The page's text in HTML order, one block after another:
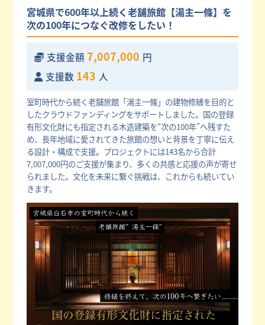
宮城県で600年以上続く老舗旅館【湯主一條】を
次の100年につなぐ改修をしたい！
支援金額 7,007,000 円
支援数 143 人
室町時代から続く老舗旅館「湯主一條」の建物修繕を目的と
したクラウドファンディングをサポートしました。国の登録
有形文化財にも指定される木造建築を“次の100年”へ残すた
め、長年地域に愛されてきた旅館の想いと背景を丁寧に伝え
る設計・構成で支援。プロジェクトには143名から合計
7,007,000円のご支援が集まり、多くの共感と応援の声が寄せ
られました。文化を未来に繋ぐ挑戦は、これからも続いてい
きます。